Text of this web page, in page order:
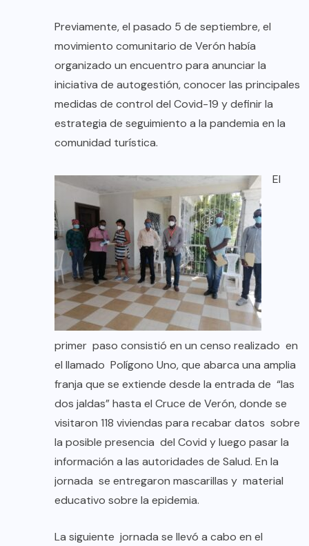
Previamente, el pasado 5 de septiembre, el
movimiento comunitario de Verón había
organizado un encuentro para anunciar la
iniciativa de autogestión, conocer las principales
medidas de control del Covid-19 y definir la
estrategia de seguimiento a la pandemia en la
comunidad turística.
El
primer paso consistió en un censo realizado en
el llamado Polígono Uno, que abarca una amplia
franja que se extiende desde la entrada de “las
dos jaldas” hasta el Cruce de Verón, donde se
visitaron 118 viviendas para recabar datos sobre
la posible presencia del Covid y luego pasar la
información a las autoridades de Salud. En la
jornada se entregaron mascarillas y material
educativo sobre la epidemia.
La siguiente jornada se llevó a cabo en el